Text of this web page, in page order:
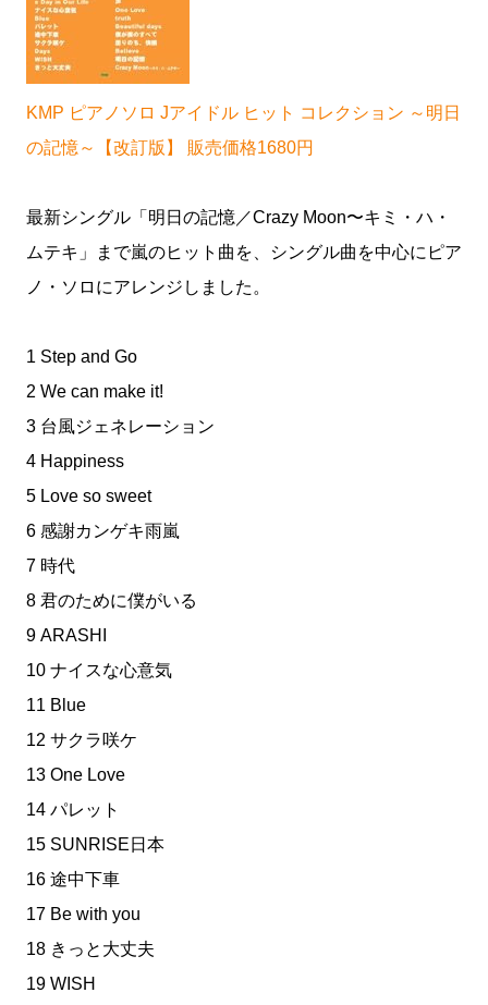
KMP ピアノソロ Jアイドル ヒット コレクション ～明日
の記憶～【改訂版】 販売価格1680円
最新シングル「明日の記憶／Crazy Moon〜キミ・ハ・
ムテキ」まで嵐のヒット曲を、シングル曲を中心にピア
ノ・ソロにアレンジしました。
1 Step and Go
2 We can make it!
3 台風ジェネレーション
4 Happiness
5 Love so sweet
6 感謝カンゲキ雨嵐
7 時代
8 君のために僕がいる
9 ARASHI
10 ナイスな心意気
11 Blue
12 サクラ咲ケ
13 One Love
14 パレット
15 SUNRISE日本
16 途中下車
17 Be with you
18 きっと大丈夫
19 WISH